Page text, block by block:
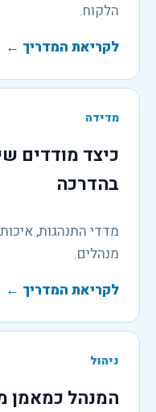
הלקוח.
לקריאת המדריך ←
מדידה
כיצד מודדים
בהדרכה
מדדי התנהגות,
מנהלים.
לקריאת המדריך ←
ניהול
המנהל כמאמן